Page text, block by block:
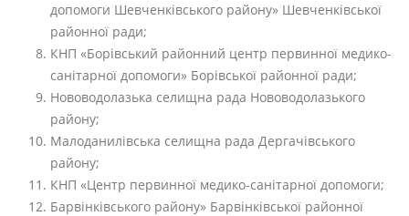
допомоги Шевченківського району» Шевченківської
районної ради;
КНП «Борівський районний центр первинної медико-
санітарної допомоги» Борівської районної ради;
Нововодолазька селищна рада Нововодолазького
району;
Малоданилівська селищна рада Дергачівського
району;
КНП «Центр первинної медико-санітарної допомоги;
Барвінківського району» Барвінківської районної